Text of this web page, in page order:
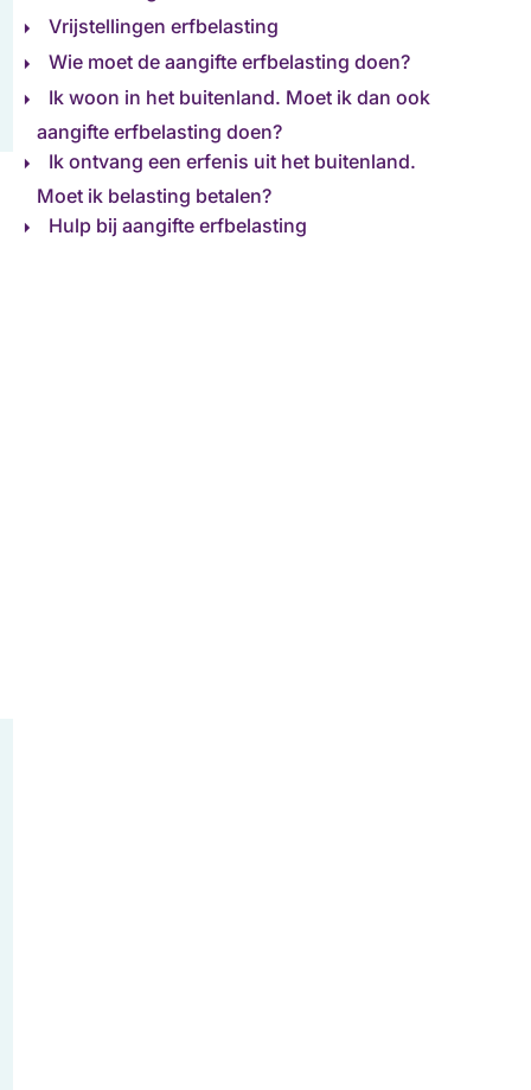
Vrijstellingen erfbelasting
Wie moet de aangifte erfbelasting doen?
Ik woon in het buitenland. Moet ik dan ook
aangifte erfbelasting doen?
Ik ontvang een erfenis uit het buitenland.
Moet ik belasting betalen?
Hulp bij aangifte erfbelasting